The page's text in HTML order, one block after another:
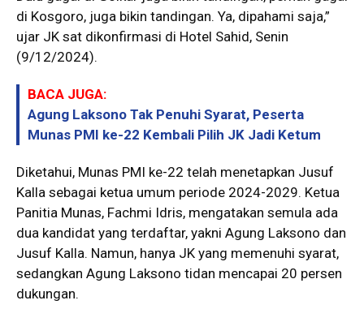
di Kosgoro, juga bikin tandingan. Ya, dipahami saja,”
ujar JK sat dikonfirmasi di Hotel Sahid, Senin
(9/12/2024).
BACA JUGA:
Agung Laksono Tak Penuhi Syarat, Peserta
Munas PMI ke-22 Kembali Pilih JK Jadi Ketum
Diketahui, Munas PMI ke-22 telah menetapkan Jusuf
Kalla sebagai ketua umum periode 2024-2029. Ketua
Panitia Munas, Fachmi Idris, mengatakan semula ada
dua kandidat yang terdaftar, yakni Agung Laksono dan
Jusuf Kalla. Namun, hanya JK yang memenuhi syarat,
sedangkan Agung Laksono tidan mencapai 20 persen
dukungan.